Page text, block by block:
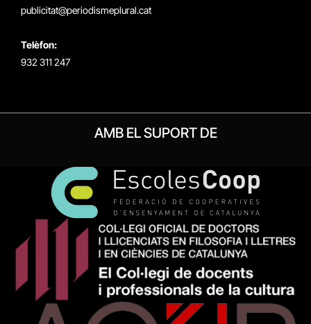
publicitat@periodismeplural.cat
Telèfon:
932 311 247
AMB EL SUPORT DE